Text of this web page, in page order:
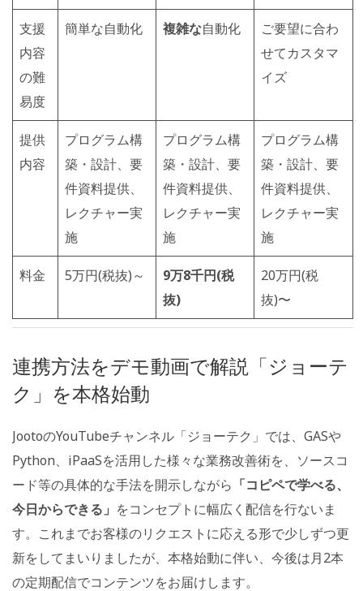
支援
内容
の難
易度
簡単な自動化 複雑な自動化
ご要望に合わ
せてカスタマ
イズ
提供
内容
プログラム構
築・設計、要
件資料提供、
レクチャー実
施
プログラム構
築・設計、要
件資料提供、
レクチャー実
施
プログラム構
築・設計、要
件資料提供、
レクチャー実
施
料金 5万円(税抜)～
9万8千円(税
抜)
20万円(税
抜)〜
連携方法をデモ動画で解説「ジョーテ
ク」を本格始動
JootoのYouTubeチャンネル「ジョーテク」では、GASや
Python、iPaaSを活用した様々な業務改善術を、ソースコ
ード等の具体的な手法を開示しながら 「コピペで学べる、
今日からできる」 をコンセプトに幅広く配信を行ないま
す。これまでお客様のリクエストに応える形で少しずつ更
新をしてまいりましたが、本格始動に伴い、今後は月2本
の定期配信でコンテンツをお届けします。